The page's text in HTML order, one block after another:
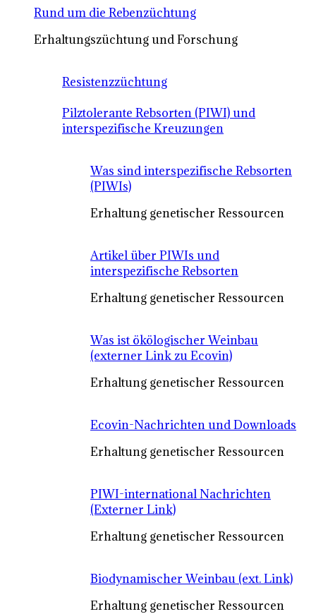
Rund um die Rebenzüchtung
Erhaltungszüchtung und Forschung
Resistenzzüchtung
Pilztolerante Rebsorten (PIWI) und
interspezifische Kreuzungen
Was sind interspezifische Rebsorten
(PIWIs)
Erhaltung genetischer Ressourcen
Artikel über PIWIs und
interspezifische Rebsorten
Erhaltung genetischer Ressourcen
Was ist ökölogischer Weinbau
(externer Link zu Ecovin)
Erhaltung genetischer Ressourcen
Ecovin-Nachrichten und Downloads
Erhaltung genetischer Ressourcen
PIWI-international Nachrichten
(Externer Link)
Erhaltung genetischer Ressourcen
Biodynamischer Weinbau (ext. Link)
Erhaltung genetischer Ressourcen